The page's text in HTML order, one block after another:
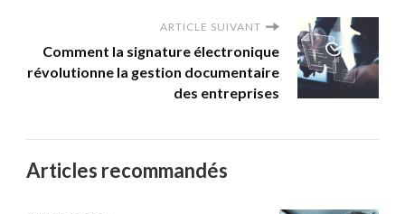
ARTICLE SUIVANT
Comment la signature électronique
révolutionne la gestion documentaire
des entreprises
Articles recommandés